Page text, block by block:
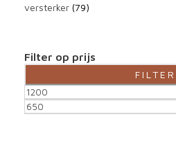
versterker (79)
Filter op prijs
FILTER